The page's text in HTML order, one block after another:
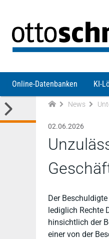
Online-Datenbanken KI-
News
02.06.2026
Der
lediglich Rechte
hinsichtlich der
einer von der